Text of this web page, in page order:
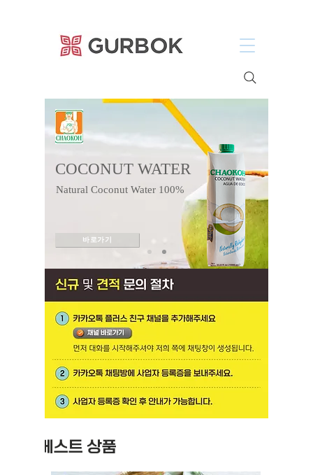
거복푸드
COCONUT WATER
Natural Coconut Water 100%
바로가기
베스트 상품